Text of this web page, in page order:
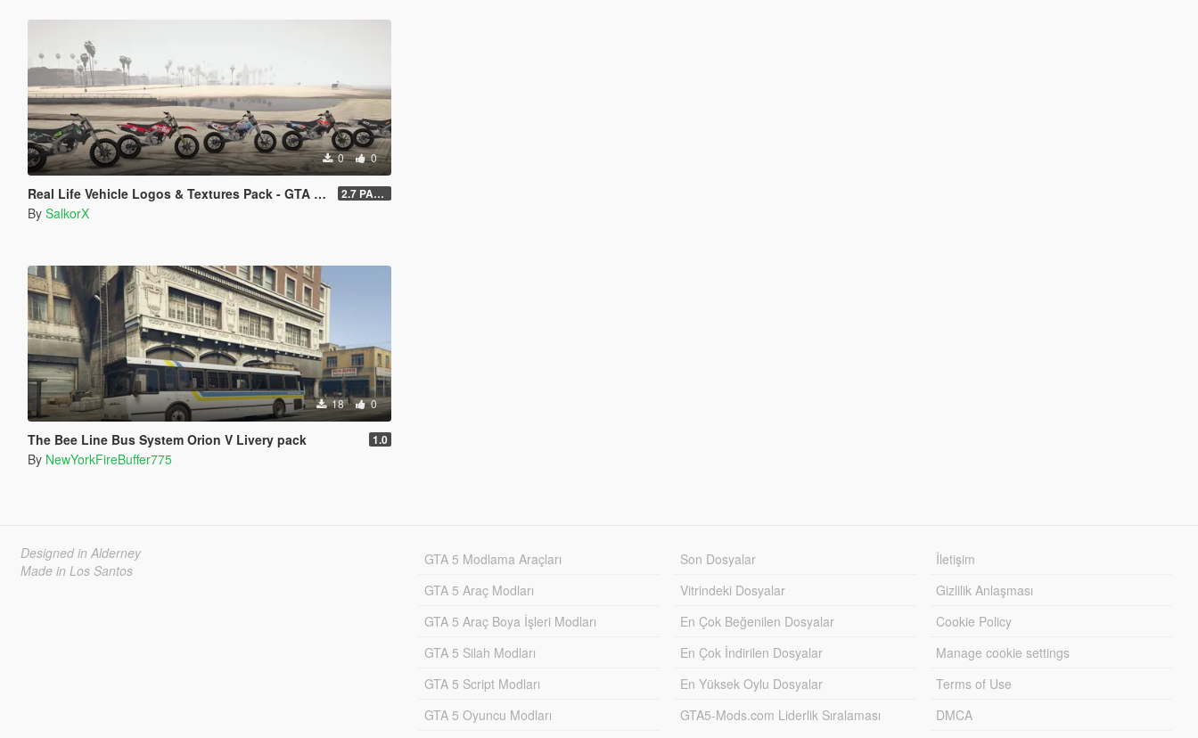
0 0
Real Life Vehicle Logos & Textures Pack - GTA V Enhanced 2.7 PART 4
By SalkorX
18 0
The Bee Line Bus System Orion V Livery pack 1.0
By NewYorkFireBuffer775
Designed in Alderney
Made in Los Santos
GTA 5 Modlama Araçları
GTA 5 Araç Modları
GTA 5 Araç Boya İşleri Modları
GTA 5 Silah Modları
GTA 5 Script Modları
GTA 5 Oyuncu Modları
Son Dosyalar
Vitrindeki Dosyalar
En Çok Beğenilen Dosyalar
En Çok İndirilen Dosyalar
En Yüksek Oylu Dosyalar
GTA5-Mods.com Liderlik Sıralaması
İletişim
Gizlilik Anlaşması
Cookie Policy
Manage cookie settings
Terms of Use
DMCA